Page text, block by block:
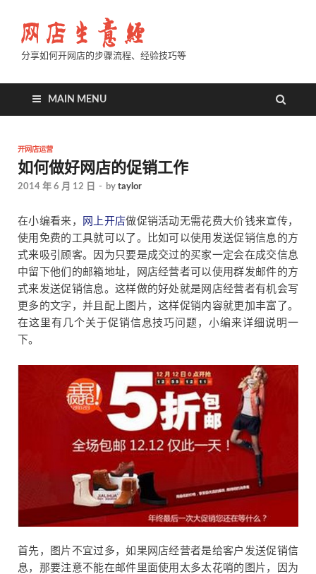
分享如何开网店的步骤流程、经验技巧等
MAIN MENU
开网店运营
如何做好网店的促销工作
2014 年 6 月 12 日 - by taylor
在小编看来， 网上开店做促销活动无需花费大价钱来宣传，
使用免费的工具就可以了。比如可以使用发送促销信息的方
式来吸引顾客。因为只要是成交过的买家一定会在成交信息
中留下他们的邮箱地址，网店经营者可以使用群发邮件的方
式来发送促销信息。这样做的好处就是网店经营者有机会写
更多的文字，并且配上图片，这样促销内容就更加丰富了。
在这里有几个关于促销信息技巧问题，小编来详细说明一
下。
首先，图片不宜过多，如果网店经营者是给客户发送促销信
息，那要注意不能在邮件里面使用太多太花哨的图片，因为